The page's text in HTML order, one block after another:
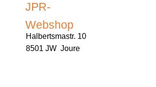
JPR-
Webshop
Halbertsmastr. 10
8501 JW Joure